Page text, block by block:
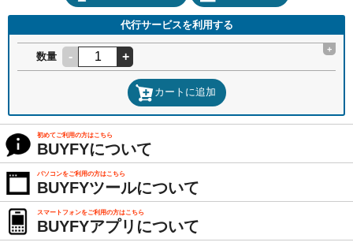
代行サービスを利用する
数量 - +
+
カートに追加
初めてご利用の方はこちら
BUYFYについて
パソコンをご利用の方はこちら
BUYFYツールについて
スマートフォンをご利用の方はこちら
BUYFYアプリについて